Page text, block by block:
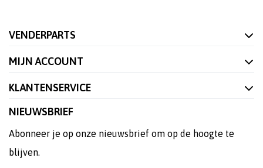
VENDERPARTS
MIJN ACCOUNT
KLANTENSERVICE
NIEUWSBRIEF
Abonneer je op onze nieuwsbrief om op de hoogte te
blijven.